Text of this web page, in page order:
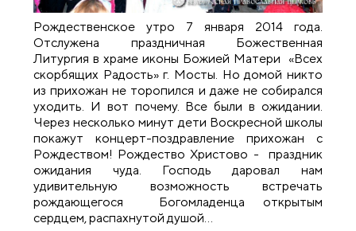
Рождественское утро 7 января 2014 года.
Отслужена праздничная Божественная
Литургия в храме иконы Божией Матери «Всех
скорбящих Радость» г. Мосты. Но домой никто
из прихожан не торопился и даже не собирался
уходить. И вот почему. Все были в ожидании.
Через несколько минут дети Воскресной школы
покажут концерт-поздравление прихожан с
Рождеством! Рождество Христово - праздник
ожидания чуда. Господь даровал нам
удивительную возможность встречать
рождающегося Богомладенца открытым
сердцем, распахнутой душой…